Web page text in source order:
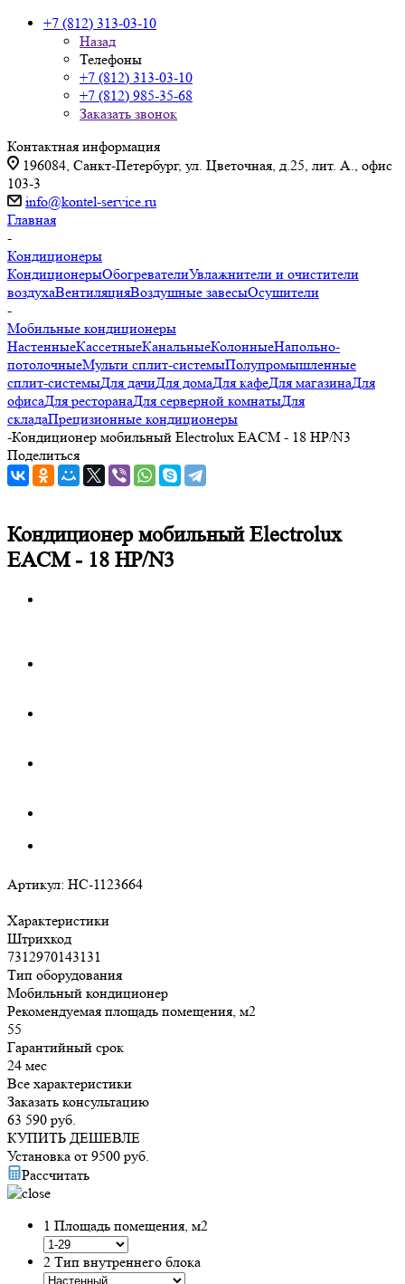
+7 (812) 313-03-10
Назад
Телефоны
+7 (812) 313-03-10
+7 (812) 985-35-68
Заказать звонок
Контактная информация
196084, Санкт-Петербург, ул. Цветочная, д.25, лит. А., офис
103-3
info@kontel-service.ru
Главная
-
Кондиционеры
КондиционерыОбогревателиУвлажнители и очистители
воздухаВентиляцияВоздушные завесыОсушители
-
Мобильные кондиционеры
НастенныеКассетныеКанальныеКолонныеНапольно-
потолочныеМульти сплит-системыПолупромышленные
сплит-системыДля дачиДля домаДля кафеДля магазинаДля
офисаДля ресторанаДля серверной комнатыДля
складаПрецизионные кондиционеры
-Кондиционер мобильный Electrolux EACM - 18 НP/N3
Поделиться
Кондиционер мобильный Electrolux
EACM - 18 НP/N3
Артикул: НС-1123664
Характеристики
Штрихкод
7312970143131
Тип оборудования
Мобильный кондиционер
Рекомендуемая площадь помещения, м2
55
Гарантийный срок
24 мес
Все характеристики
Заказать консультацию
63 590 руб.
КУПИТЬ ДЕШЕВЛЕ
Установка от 9500 руб.
Рассчитать
1 Площадь помещения, м2
2 Тип внутреннего блока